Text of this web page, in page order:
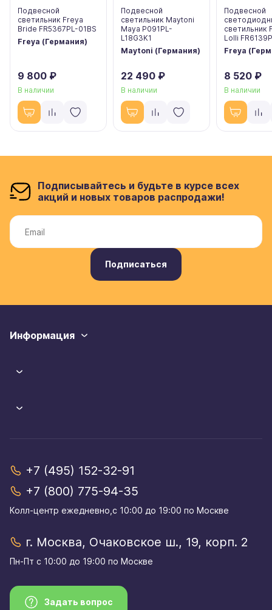
Подвесной
светильник Freya
Bride FR5367PL-01BS
Freya (Германия)
9 800 ₽
В наличии
Подвесной
светильник Maytoni
Maya P091PL-
L18G3K1
Maytoni (Германия)
22 490 ₽
В наличии
Подвесной
светильник
Lolli
Freya
8 520 ₽
В наличии
Подписывайтесь и будьте в курсе всех
акций и новых товаров распродажи!
Подписаться
Информация
+7 (495) 152-32-91
+7 (800) 775-94-35
Колл-центр eжедневно,с 10:00 до 19:00 по Москве
г. Москва, Очаковское ш., 19, корп. 2
Пн-Пт с 10:00 до 19:00 по Москве
Задать вопрос